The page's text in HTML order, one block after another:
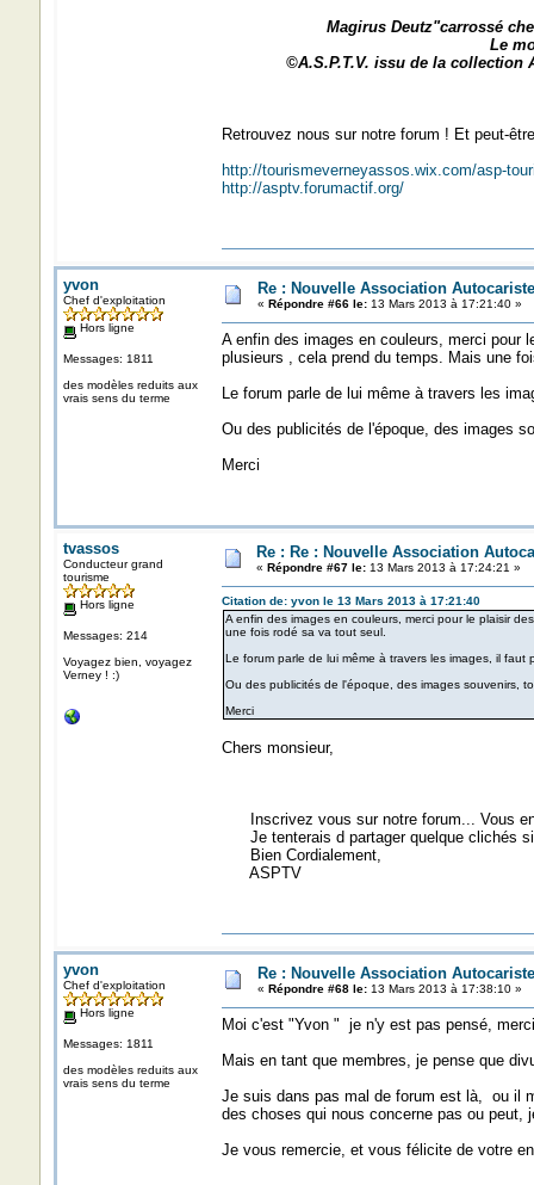
Magirus Deutz"carrossé
Le
©A.S.P.T.V. issu de la collection
Retrouvez nous sur notre forum ! Et peut-
http://tourismeverneyassos.wix.com/asp-
http://asptv.forumactif.org/
yvon
Chef d'exploitation
Hors ligne
Messages: 1811
des modèles reduits aux
vrais sens du terme
Re : Nouvelle Association
« Répondre #66 le:13 Mars 2013 à 17:21:40 »
A enfin des images en couleurs, merci pour
plusieurs , cela prend du temps. Mais une
Le forum parle de lui même à travers les
Ou des publicités de l'époque, des images
Merci
tvassos
Conducteur grand
tourisme
Hors ligne
Messages: 214
Voyagez bien, voyagez
Verney ! :)
Re : Re : Nouvelle Association
« Répondre #67 le:13 Mars 2013 à 17:24:21 »
Citation de: yvon le 13 Mars 2013 à 17:21:40
A enfin des images en couleurs, merci pour le plaisir
une fois rodé sa va tout seul.
Le forum parle de lui même à travers les images, il
Ou des publicités de l'époque, des images souvenirs,
Merci
Chers monsieur,
Inscrivez vous sur notre forum... Vous
Je tenterais d partager quelque clichés si
Bien Cordialement,
ASPTV
yvon
Chef d'exploitation
Hors ligne
Messages: 1811
des modèles reduits aux
vrais sens du terme
Re : Nouvelle Association
« Répondre #68 le:13 Mars 2013 à 17:38:10 »
Moi c'est "Yvon " je n'y est pas pensé,
Mais en tant que membres, je pense que
Je suis dans pas mal de forum est là, ou il
des choses qui nous concerne pas ou peut,
Je vous remercie, et vous félicite de votre